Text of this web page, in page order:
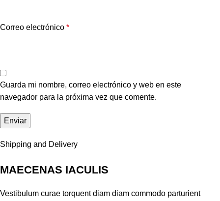
Correo electrónico *
Guarda mi nombre, correo electrónico y web en este
navegador para la próxima vez que comente.
Shipping and Delivery
MAECENAS IACULIS
Vestibulum curae torquent diam diam commodo parturient